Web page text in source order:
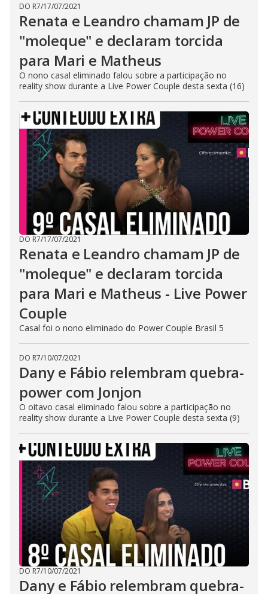
DO R7/17/07/2021
Renata e Leandro chamam JP de
"moleque" e declaram torcida
para Mari e Matheus
O nono casal eliminado falou sobre a participação no
reality show durante a Live Power Couple desta sexta (16)
DO R7/17/07/2021
Renata e Leandro chamam JP de
"moleque" e declaram torcida
para Mari e Matheus - Live Power
Couple
Casal foi o nono eliminado do Power Couple Brasil 5
DO R7/10/07/2021
Dany e Fábio relembram quebra-
power com Jonjon
O oitavo casal eliminado falou sobre a participação no
reality show durante a Live Power Couple desta sexta (9)
DO R7/10/07/2021
Dany e Fábio relembram quebra-